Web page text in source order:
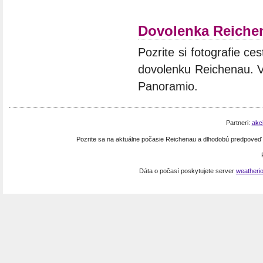
Dovolenka
Pozrite si fotografie
dovolenku Reichenau.
Panoramio.
Partneri:
Pozrite sa na aktuálne počasie Reichenau a dlhodobú
Dáta o počasí poskytujete server